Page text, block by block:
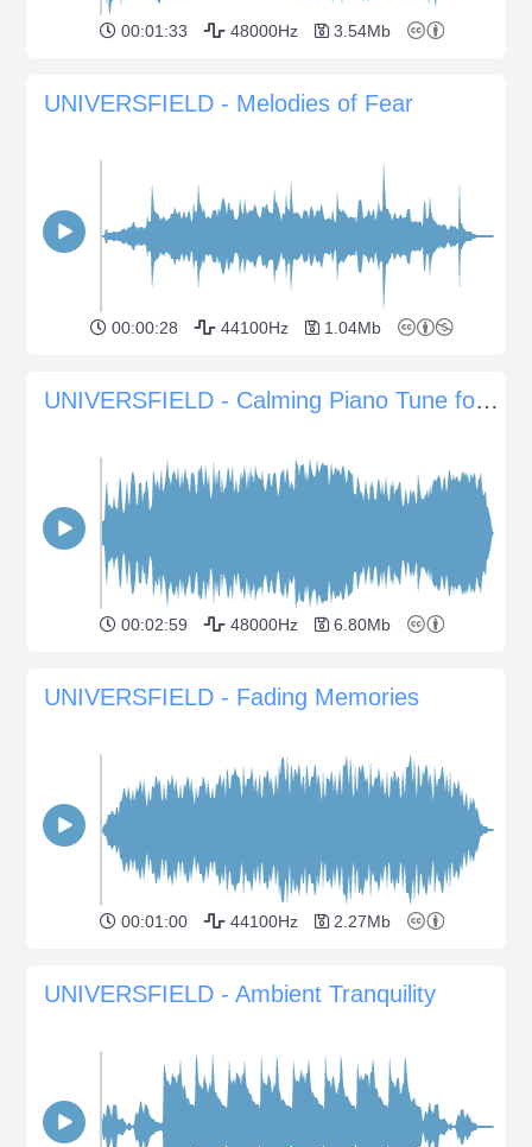
00:01:33 48000Hz 3.54Mb
UNIVERSFIELD - Melodies of Fear
00:00:28 44100Hz 1.04Mb
UNIVERSFIELD - Calming Piano Tune for Serene Moments
00:02:59 48000Hz 6.80Mb
UNIVERSFIELD - Fading Memories
00:01:00 44100Hz 2.27Mb
UNIVERSFIELD - Ambient Tranquility